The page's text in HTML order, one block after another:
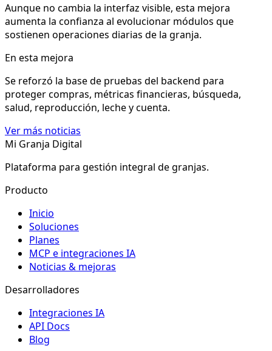
Aunque no cambia la interfaz visible, esta mejora
aumenta la confianza al evolucionar módulos que
sostienen operaciones diarias de la granja.
En esta mejora
Se reforzó la base de pruebas del backend para
proteger compras, métricas financieras, búsqueda,
salud, reproducción, leche y cuenta.
Ver más noticias
Mi Granja Digital
Plataforma para gestión integral de granjas.
Producto
Inicio
Soluciones
Planes
MCP e integraciones IA
Noticias & mejoras
Desarrolladores
Integraciones IA
API Docs
Blog